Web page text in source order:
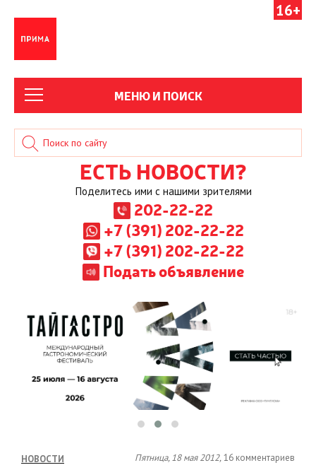
16+
МЕНЮ И ПОИСК
ЕСТЬ НОВОСТИ?
Поделитесь ими с нашими зрителями
202-22-22
+7 (391) 202-22-22
+7 (391) 202-22-22
Подать объявление
НОВОСТИ Пятница, 18 мая 2012,16 комментариев